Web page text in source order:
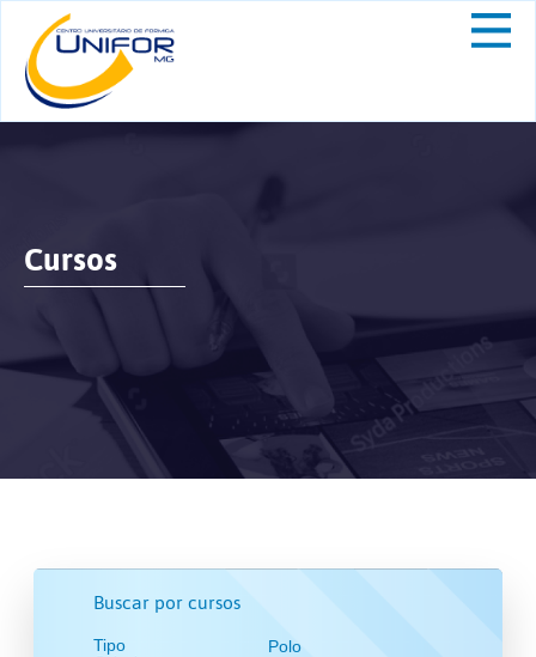
Cursos
Buscar por cursos
Tipo Polo